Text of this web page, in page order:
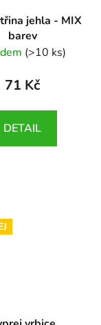
jehla - MIX
barev
uvaria
(>10 ks)
71 Kč
DETAIL